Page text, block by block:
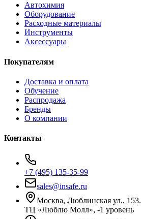
Автохимия
Оборудование
Расходные материалы
Инструменты
Аксессуары
Покупателям
Доставка и оплата
Обучение
Распродажа
Бренды
О компании
Контакты
+7 (495) 135-35-99
sales@insafe.ru
Москва, Люблинская ул., 153.
ТЦ «Люблю Молл», -1 уровень